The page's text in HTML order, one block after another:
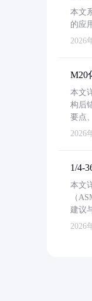
本文
的应
2026
M20
本文
构后
要点
2026
1/4-
本文
（
建议
2026